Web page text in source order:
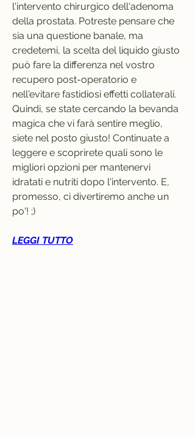
l'intervento chirurgico dell'adenoma
della prostata. Potreste pensare che
sia una questione banale, ma
credetemi, la scelta del liquido giusto
può fare la differenza nel vostro
recupero post-operatorio e
nell'evitare fastidiosi effetti collaterali.
Quindi, se state cercando la bevanda
magica che vi farà sentire meglio,
siete nel posto giusto! Continuate a
leggere e scoprirete quali sono le
migliori opzioni per mantenervi
idratati e nutriti dopo l'intervento. E,
promesso, ci divertiremo anche un
po'! ;)
LEGGI TUTTO